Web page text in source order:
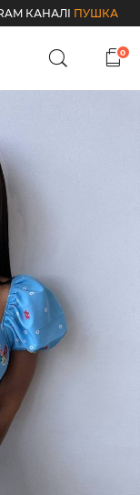
КАНАЛІ ПУШКА
0